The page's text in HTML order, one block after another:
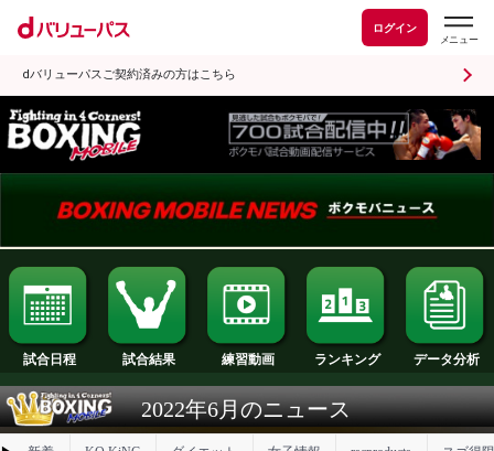
ログイン
dバリューパスご契約済みの方はこちら
試合日程 試合結果 練習動画 ランキング